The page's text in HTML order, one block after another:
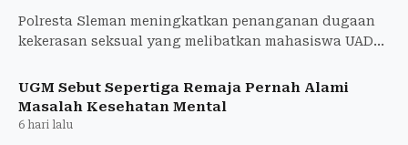
Polresta Sleman meningkatkan penanganan dugaan
kekerasan seksual yang melibatkan mahasiswa UAD
dijadwalkan berla
UGM Sebut Sepertiga Remaja Pernah Alami
Masalah Kesehatan Mental
6 hari lalu